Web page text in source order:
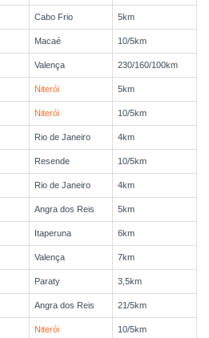
Cabo Frio 5km
Macaé 10/5km
Valença 230/160/100km
Niterói 5km
Niterói 10/5km
Rio de Janeiro 4km
Resende 10/5km
Rio de Janeiro 4km
Angra dos Reis 5km
Itaperuna 6km
Valença 7km
Paraty 3,5km
Angra dos Reis 21/5km
Niterói 10/5km